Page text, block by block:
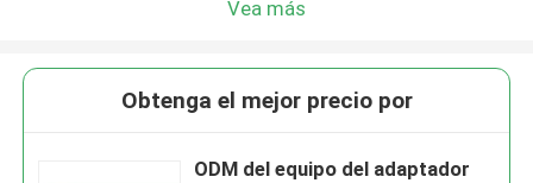
Vea más
Obtenga el mejor precio por
ODM del equipo del adaptador